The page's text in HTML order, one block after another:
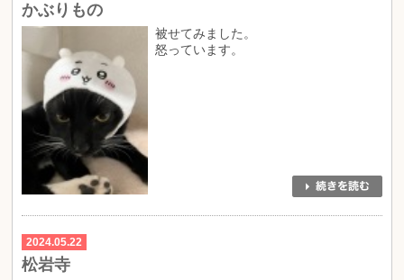
かぶりもの
被せてみました。
怒っています。
2024.05.22
松岩寺